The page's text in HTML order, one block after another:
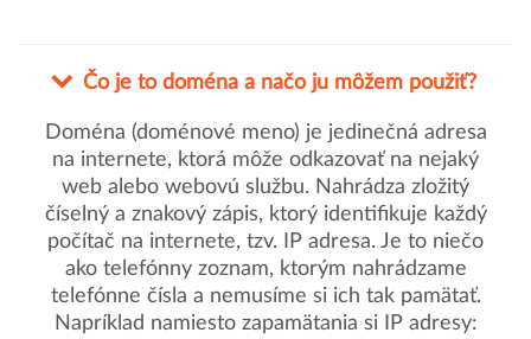
Čo je to doména a načo ju môžem použiť?
Doména (doménové meno) je jedinečná adresa
na internete, ktorá môže odkazovať na nejaký
web alebo webovú službu. Nahrádza zložitý
číselný a znakový zápis, ktorý identifikuje každý
počítač na internete, tzv. IP adresa. Je to niečo
ako telefónny zoznam, ktorým nahrádzame
telefónne čísla a nemusíme si ich tak pamätať.
Napríklad namiesto zapamätania si IP adresy: